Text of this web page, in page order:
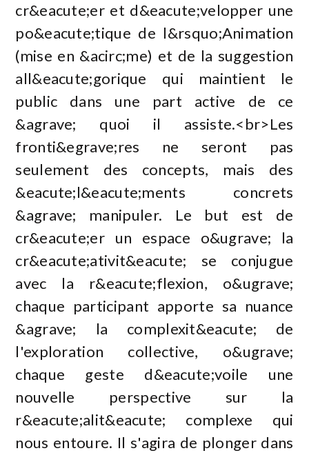
cr&eacute;er et d&eacute;velopper une
po&eacute;tique de l&rsquo;Animation
(mise en &acirc;me) et de la suggestion
all&eacute;gorique qui maintient le
public dans une part active de ce
&agrave; quoi il assiste.<br>Les
fronti&egrave;res ne seront pas
seulement des concepts, mais des
&eacute;l&eacute;ments concrets
&agrave; manipuler. Le but est de
cr&eacute;er un espace o&ugrave; la
cr&eacute;ativit&eacute; se conjugue
avec la r&eacute;flexion, o&ugrave;
chaque participant apporte sa nuance
&agrave; la complexit&eacute; de
l'exploration collective, o&ugrave;
chaque geste d&eacute;voile une
nouvelle perspective sur la
r&eacute;alit&eacute; complexe qui
nous entoure. Il s'agira de plonger dans